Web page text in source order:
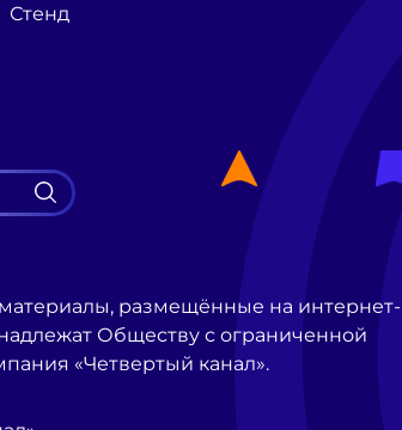
Стенд
размещённые на интернет-
Обществу с ограниченной
«Четвертый канал».